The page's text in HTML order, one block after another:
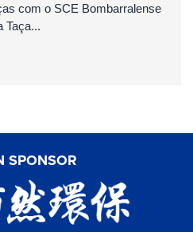
com o SCE Bombarralense
Taça...
SPONSOR